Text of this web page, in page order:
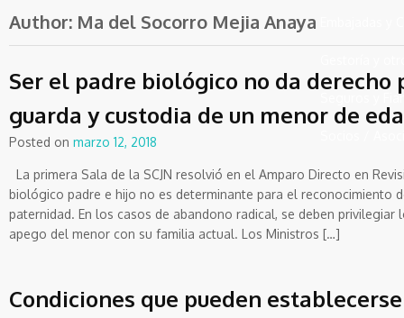
Seguros y
Author: Ma del Socorro Mejia Anaya
Ser el padre biológico no da derecho
guarda y custodia de un menor de
Posted on marzo 12, 2018
La primera Sala de la SCJN resolvió en el Amparo Directo en
biológico padre e hijo no es determinante para el reconocimiento
paternidad. En los casos de abandono radical, se deben privilegiar
apego del menor con su familia actual. Los Ministros […]
Condiciones que pueden